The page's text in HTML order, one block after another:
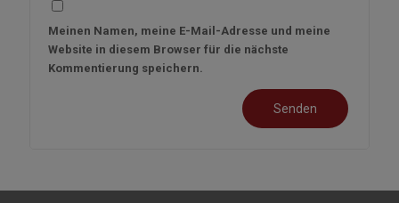
Meinen Namen, meine E-Mail-Adresse und meine
Website in diesem Browser für die nächste
Kommentierung speichern.